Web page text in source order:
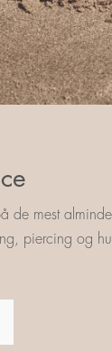
de mest
piercing og